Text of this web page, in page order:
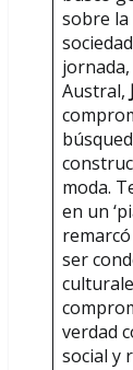
sobre la
Austral,
moda.
en un
ser
verdad
social y